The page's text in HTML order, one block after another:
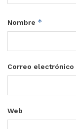
Nombre *
Correo electrónico
Web